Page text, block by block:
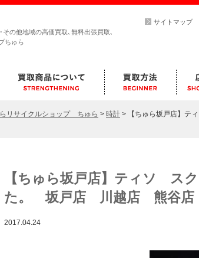
の他地域の高価買取､無料出張買取､
ちゅら
サイトマップ
リサイクルショップ ちゅら > 時計 >
【ちゅら坂戸店】
【ちゅら坂戸店】ティソ ス
た。 坂戸店 川越店 熊谷店
2017.04.24